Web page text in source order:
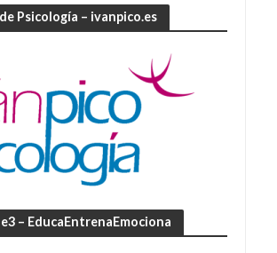
Psicología – ivanpico.es
– EducaEntrenaEmociona